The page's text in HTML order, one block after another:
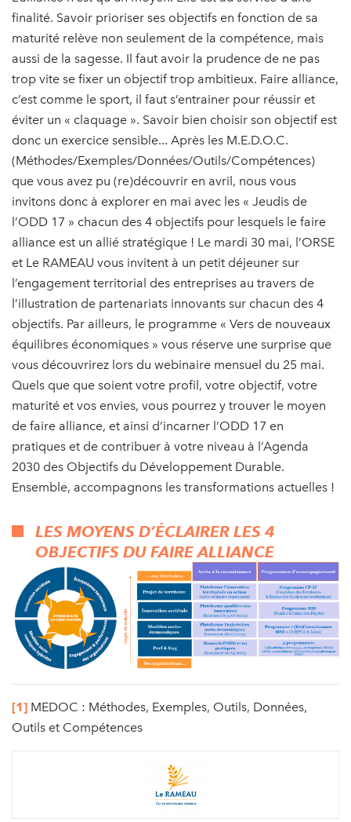
finalité. Savoir prioriser ses objectifs en fonction de sa
maturité relève non seulement de la compétence, mais
aussi de la sagesse. Il faut avoir la prudence de ne pas
trop vite se fixer un objectif trop ambitieux. Faire alliance,
c’est comme le sport, il faut s’entrainer pour réussir et
éviter un « claquage ». Savoir bien choisir son objectif est
donc un exercice sensible... Après les M.E.D.O.C.
(Méthodes/Exemples/Données/Outils/Compétences)
que vous avez pu (re)découvrir en avril, nous vous
invitons donc à explorer en mai avec les « Jeudis de
l’ODD 17 » chacun des 4 objectifs pour lesquels le faire
alliance est un allié stratégique ! Le mardi 30 mai, l’ORSE
et Le RAMEAU vous invitent à un petit déjeuner sur
l’engagement territorial des entreprises au travers de
l’illustration de partenariats innovants sur chacun des 4
objectifs. Par ailleurs, le programme « Vers de nouveaux
équilibres économiques » vous réserve une surprise que
vous découvrirez lors du webinaire mensuel du 25 mai.
Quels que que soient votre profil, votre objectif, votre
maturité et vos envies, vous pourrez y trouver le moyen
de faire alliance, et ainsi d’incarner l’ODD 17 en
pratiques et de contribuer à votre niveau à l’Agenda
2030 des Objectifs du Développement Durable.
Ensemble, accompagnons les transformations actuelles !
LES MOYENS D’ÉCLAIRER LES 4
OBJECTIFS DU FAIRE ALLIANCE
[1] MEDOC : Méthodes, Exemples, Outils, Données,
Outils et Compétences